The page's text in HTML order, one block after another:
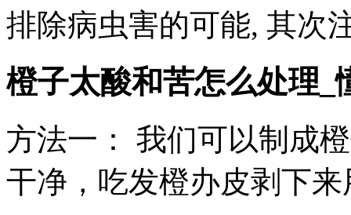
排除病虫害的可能, 其次
橙子太酸和苦怎么处理_
方法一： 我们可以制成
干净，吃发橙办皮剥下